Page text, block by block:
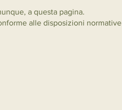
a questa pagina.
alle disposizioni